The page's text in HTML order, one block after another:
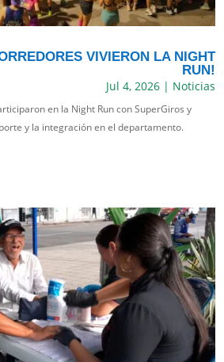
VIVIERON LA NIGHT
RUN!
Jul 4, 2026| Noticias
en la Night Run con SuperGiros y
y la integración en el departamento.